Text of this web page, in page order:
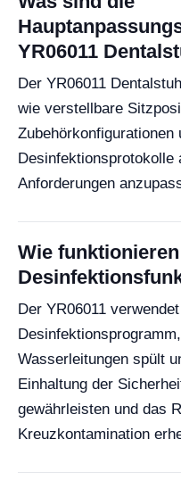
YR06011
Der YR06011
wie verstellbare
Zubehörkonfigurationen
Anforderungen
Wie
Der YR06011
Wasserleitungen spült
Einhaltung der
gewährleisten und das
Kreuzkontamination